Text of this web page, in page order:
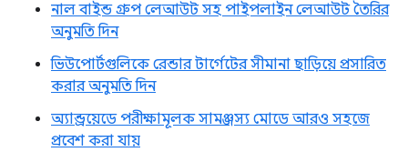
নাল বাইন্ড গ্রুপ লেআউট সহ পাইপলাইন লেআউট তৈরির
অনুমতি দিন
ভিউপোর্টগুলিকে রেন্ডার টার্গেটের সীমানা ছাড়িয়ে প্রসারিত
করার অনুমতি দিন
অ্যান্ড্রয়েডে পরীক্ষামূলক সামঞ্জস্য মোডে আরও সহজে
প্রবেশ করা যায়